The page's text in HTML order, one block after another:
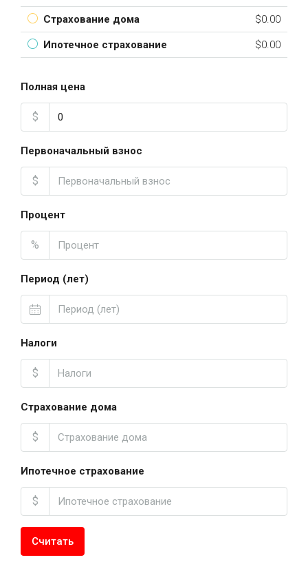
Страхование дома $0.00
Ипотечное страхование $0.00
Полная цена
$
Первоначальный взнос
$
Процент
%
Период (лет)
Налоги
$
Страхование дома
$
Ипотечное страхование
$
Считать